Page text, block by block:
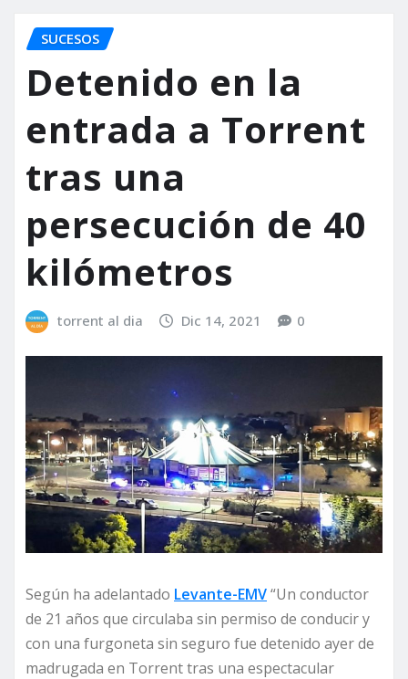
SUCESOS
Detenido en la
entrada a Torrent
tras una
persecución de 40
kilómetros
torrent al dia Dic 14, 2021 0
Según ha adelantado Levante-EMV“Un conductor
de 21 años que circulaba sin permiso de conducir y
con una furgoneta sin seguro fue detenido ayer de
madrugada en Torrent tras una espectacular